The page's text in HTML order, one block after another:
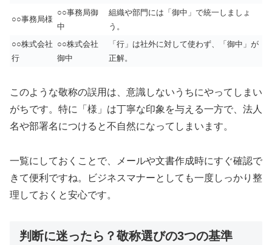
○○事務局様
○○事務局御
中
組織や部門には「御中」で統一しましょ
う。
○○株式会社
行
○○株式会社
御中
「行」は社外に対して使わず、「御中」が
正解。
このような敬称の誤用は、意識しないうちにやってしまい
がちです。特に「様」は丁寧な印象を与える一方で、法人
名や部署名につけると不自然になってしまいます。
一覧にしておくことで、メールや文書作成時にすぐ確認で
きて便利ですね。ビジネスマナーとしても一度しっかり整
理しておくと安心です。
判断に迷ったら？敬称選びの3つの基準